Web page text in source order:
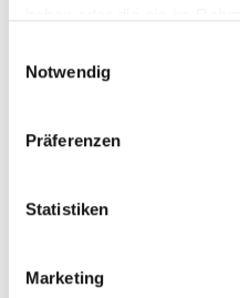
Notwendig
Präferenzen
Statistiken
Marketing
Das bieten wir
30 €
Reise im